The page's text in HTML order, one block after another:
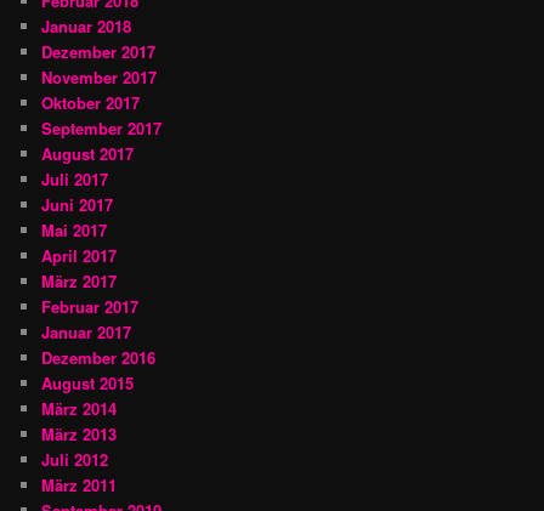
Januar 2018
Dezember 2017
November 2017
Oktober 2017
September 2017
August 2017
Juli 2017
Juni 2017
Mai 2017
April 2017
März 2017
Februar 2017
Januar 2017
Dezember 2016
August 2015
März 2014
März 2013
Juli 2012
März 2011